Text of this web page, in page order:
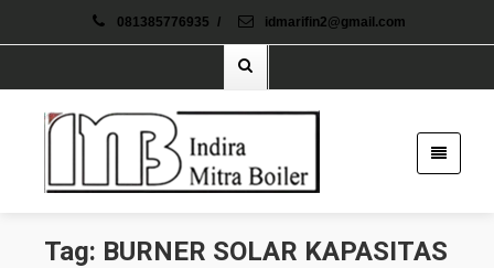
081385776935 / idmarifin2@gmail.com
Tag: BURNER SOLAR KAPASITAS